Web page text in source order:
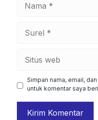
web
Simpan nama, email,
untuk komentar saya